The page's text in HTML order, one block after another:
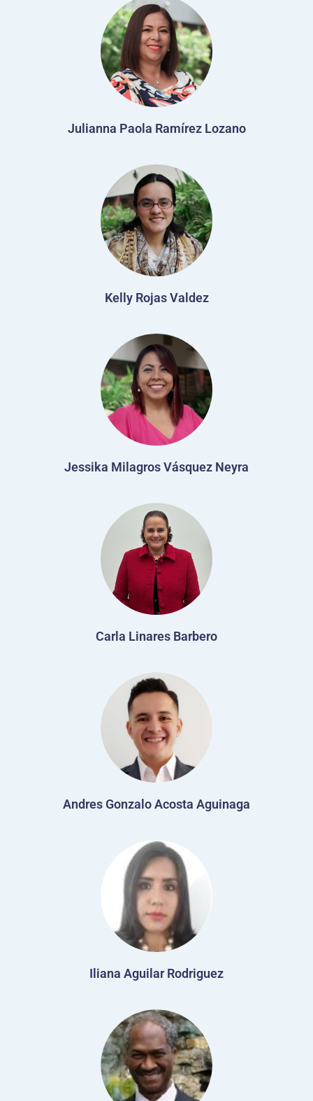
Julianna Paola Ramírez Lozano
Kelly Rojas Valdez
Jessika Milagros Vásquez Neyra
Carla Linares Barbero
Andres Gonzalo Acosta Aguinaga
Iliana Aguilar Rodriguez